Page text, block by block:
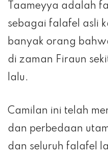
Taameyya adalah
sebagai falafel asli
banyak orang
di zaman Firaun
lalu.
Camilan ini telah
dan perbedaan
dan seluruh falafel